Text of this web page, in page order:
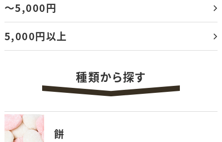
～5,000円
5,000円以上
種類から探す
餅